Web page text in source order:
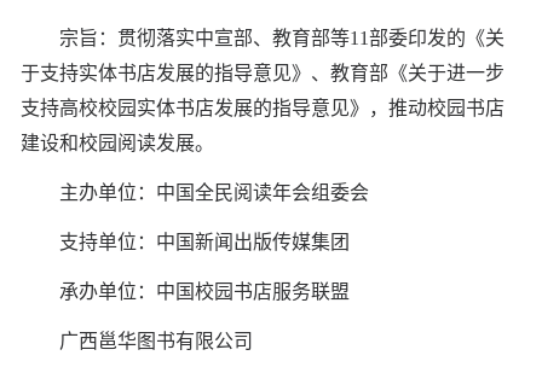
宗旨：贯彻落实中宣部、教育部等11部委印发的《关
于支持实体书店发展的指导意见》、教育部《关于进一步
支持高校校园实体书店发展的指导意见》，推动校园书店
建设和校园阅读发展。
主办单位：中国全民阅读年会组委会
支持单位：中国新闻出版传媒集团
承办单位：中国校园书店服务联盟
广西邕华图书有限公司